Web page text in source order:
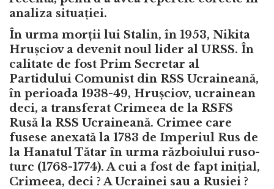
analiza situației.
În urma morții lui Stalin, în 1953, Nikita
Hrușciov a devenit noul lider al URSS. În
calitate de fost Prim Secretar al
Partidului Comunist din RSS Ucraineană,
în perioada 1938-49, Hrușciov, ucrainean
deci, a transferat Crimeea de la RSFS
Rusă la RSS Ucraineană. Crimee care
fusese anexată la 1783 de Imperiul Rus de
la Hanatul Tătar în urma războiului ruso-
turc (1768-1774). A cui a fost de fapt inițial,
Crimeea, deci ? A Ucrainei sau a Rusiei ?